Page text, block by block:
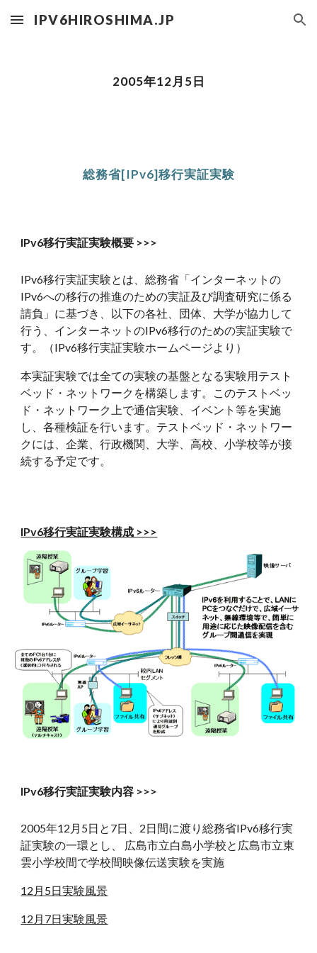
Skip to main content Skip to navigation
IPV6HIROSHIMA.JP
2005年12月5日
総務省[IPv6]移行実証実験
IPv6移行実証実験概要 >>>
IPv6移行実証実験とは、総務省「インターネットの
IPv6への移行の推進のための実証及び調査研究に係る
請負」に基づき、以下の各社、団体、大学が協力して
行う、インターネットのIPv6移行のための実証実験で
す。（IPv6移行実証実験ホームページより）
本実証実験では全ての実験の基盤となる実験用テスト
ベッド・ネットワークを構築します。このテストベッ
ド・ネットワーク上で通信実験、イベント等を実施
し、各種検証を行います。テストベッド・ネットワー
クには、企業、行政機関、大学、高校、小学校等が接
続する予定です。
IPv6移行実証実験構成 >>>
IPv6移行実証実験内容 >>>
2005年12月5日と7日、2日間に渡り総務省IPv6移行実
証実験の一環とし、 広島市立白島小学校と広島市立東
雲小学校間で学校間映像伝送実験を実施
12月5日実験風景
12月7日実験風景